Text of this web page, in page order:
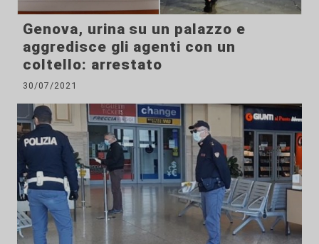
Genova, urina su un palazzo e
aggredisce gli agenti con un
coltello: arrestato
30/07/2021